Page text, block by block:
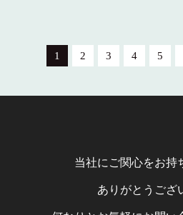
1 2 3 4 5
当社にご関心をお持
ありがとうござ